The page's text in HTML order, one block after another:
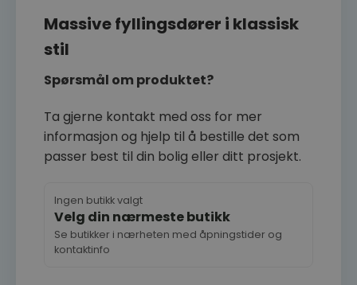
Massive fyllingsdører i klassisk
stil
Spørsmål om produktet?
Ta gjerne kontakt med oss for mer
informasjon og hjelp til å bestille det som
passer best til din bolig eller ditt prosjekt.
Ingen butikk valgt
Velg din nærmeste butikk
Se butikker i nærheten med åpningstider og
kontaktinfo